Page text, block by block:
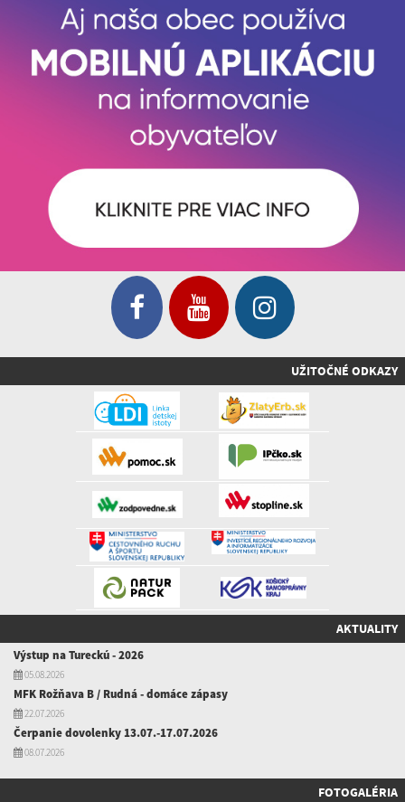
UŽITOČNÉ ODKAZY
AKTUALITY
Výstup na Tureckú - 2026
05.08.2026
MFK Rožňava B / Rudná - domáce zápasy
22.07.2026
Čerpanie dovolenky 13.07.-17.07.2026
08.07.2026
FOTOGALÉRIA